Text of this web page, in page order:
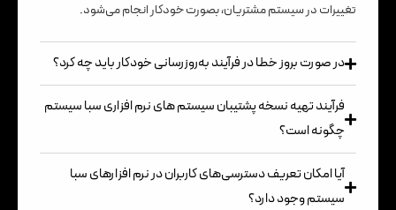
تغییرات در سیستم مشتریان، بصورت خودکار انجام می‌شود.
در صورت بروز خطا در فرآیند به‌روز‌رسانی خودکار باید چه کرد؟
فرآیند تهیه نسخه پشتیبان سیستم های نرم افزاری سبا‌ سیستم
چگونه است؟
آیا امکان تعریف دسترسی‌های کاربران در نرم افزارهای سبا‌
سیستم وجود دارد؟